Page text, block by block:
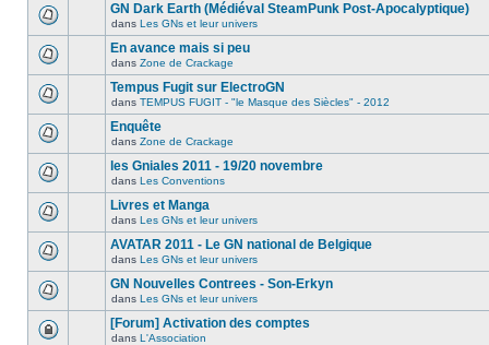
GN Dark Earth (Médiéval SteamPunk Post-Apocalyptique)
dans Les GNs et leur univers
En avance mais si peu
dans Zone de Crackage
Tempus Fugit sur ElectroGN
dans TEMPUS FUGIT - "le Masque des Siècles" - 2012
Enquête
dans Zone de Crackage
les Gniales 2011 - 19/20 novembre
dans Les Conventions
Livres et Manga
dans Les GNs et leur univers
AVATAR 2011 - Le GN national de Belgique
dans Les GNs et leur univers
GN Nouvelles Contrees - Son-Erkyn
dans Les GNs et leur univers
[Forum] Activation des comptes
dans L'Association